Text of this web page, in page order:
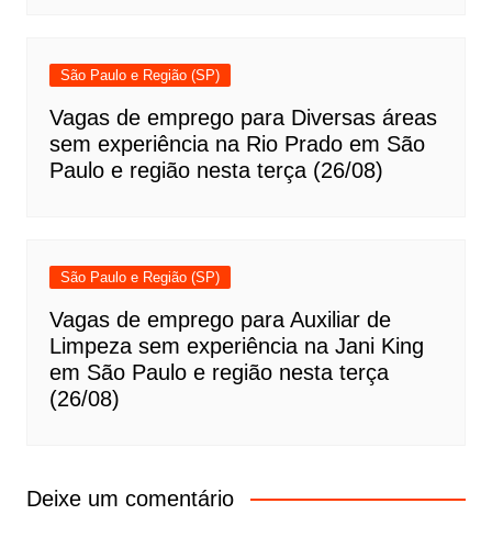
São Paulo e Região (SP)
Vagas de emprego para Diversas áreas
sem experiência na Rio Prado em São
Paulo e região nesta terça (26/08)
São Paulo e Região (SP)
Vagas de emprego para Auxiliar de
Limpeza sem experiência na Jani King
em São Paulo e região nesta terça
(26/08)
Deixe um comentário